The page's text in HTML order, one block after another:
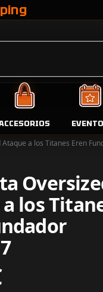
a los Titanes Eren
los